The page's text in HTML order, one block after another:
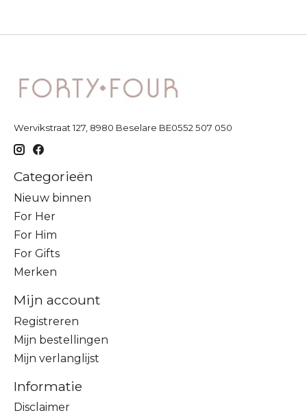
Wervikstraat 127, 8980 Beselare BE0552 507 050
Categorieën
Nieuw binnen
For Her
For Him
For Gifts
Merken
Mijn account
Registreren
Mijn bestellingen
Mijn verlanglijst
Informatie
Disclaimer